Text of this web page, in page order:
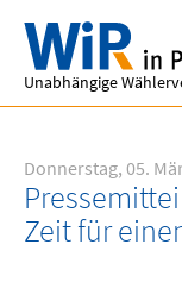
Unabhängige
Donnerstag, 05.
Zeit für